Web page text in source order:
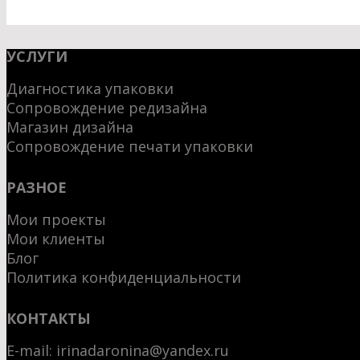
УСЛУГИ
Диагностика упаковки
Сопровождение редизайна
Магазин дизайна
Сопровождение печати упаковки
РАЗНОЕ
Мои проекты
Мои клиенты
Блог
Политика конфиденциальности
КОНТАКТЫ
E-mail: irinadaronina@yandex.ru